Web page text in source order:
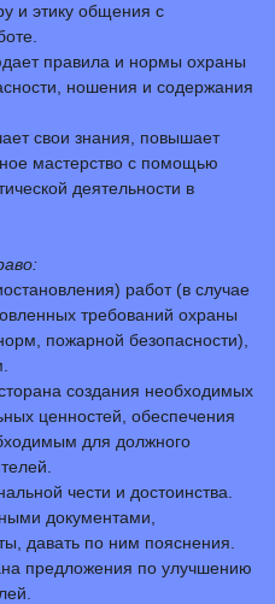
и этику общения с
правила и нормы охраны
ношения и содержания
свои знания, повышает
мастерство с помощью
деятельности в
работ (в случае
требований охраны
пожарной безопасности),
создания необходимых
ценностей, обеспечения
для должного
чести и достоинства.
документами,
давать по ним пояснения.
предложения по улучшению